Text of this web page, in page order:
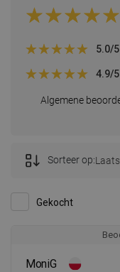
Algemene
5.0/5
4.9/5
Gekocht
Sorteer op:
MoniG